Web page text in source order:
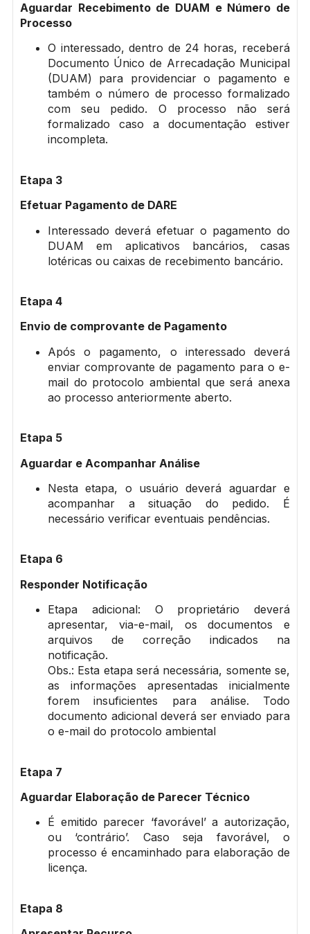
Aguardar Recebimento de DUAM e Número de
Processo
O interessado, dentro de 24 horas, receberá
Documento Único de Arrecadação Municipal
(DUAM) para providenciar o pagamento e
também o número de processo formalizado
com seu pedido. O processo não será
formalizado caso a documentação estiver
incompleta.
Etapa 3
Efetuar Pagamento de DARE
Interessado deverá efetuar o pagamento do
DUAM em aplicativos bancários, casas
lotéricas ou caixas de recebimento bancário.
Etapa 4
Envio de comprovante de Pagamento
Após o pagamento, o interessado deverá
enviar comprovante de pagamento para o e-
mail do protocolo ambiental que será anexa
ao processo anteriormente aberto.
Etapa 5
Aguardar e Acompanhar Análise
Nesta etapa, o usuário deverá aguardar e
acompanhar a situação do pedido. É
necessário verificar eventuais pendências.
Etapa 6
Responder Notificação
Etapa adicional: O proprietário deverá
apresentar, via-e-mail, os documentos e
arquivos de correção indicados na
notificação.
Obs.: Esta etapa será necessária, somente se,
as informações apresentadas inicialmente
forem insuficientes para análise. Todo
documento adicional deverá ser enviado para
o e-mail do protocolo ambiental
Etapa 7
Aguardar Elaboração de Parecer Técnico
É emitido parecer ‘favorável’ a autorização,
ou ‘contrário’. Caso seja favorável, o
processo é encaminhado para elaboração de
licença.
Etapa 8